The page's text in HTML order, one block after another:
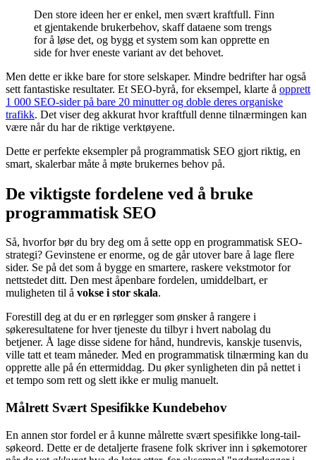
Den store ideen her er enkel, men svært kraftfull. Finn
et gjentakende brukerbehov, skaff dataene som trengs
for å løse det, og bygg et system som kan opprette en
side for hver eneste variant av det behovet.
Men dette er ikke bare for store selskaper. Mindre bedrifter har også
sett fantastiske resultater. Et SEO-byrå, for eksempel, klarte å opprett
1 000 SEO-sider på bare 20 minutter og doble deres organiske
trafikk. Det viser deg akkurat hvor kraftfull denne tilnærmingen kan
være når du har de riktige verktøyene.
Dette er perfekte eksempler på programmatisk SEO gjort riktig, en
smart, skalerbar måte å møte brukernes behov på.
De viktigste fordelene ved å bruke
programmatisk SEO
Så, hvorfor bør du bry deg om å sette opp en programmatisk SEO-
strategi? Gevinstene er enorme, og de går utover bare å lage flere
sider. Se på det som å bygge en smartere, raskere vekstmotor for
nettstedet ditt. Den mest åpenbare fordelen, umiddelbart, er
muligheten til å vokse i stor skala.
Forestill deg at du er en rørlegger som ønsker å rangere i
søkeresultatene for hver tjeneste du tilbyr i hvert nabolag du
betjener. Å lage disse sidene for hånd, hundrevis, kanskje tusenvis,
ville tatt et team måneder. Med en programmatisk tilnærming kan du
opprette alle på én ettermiddag. Du øker synligheten din på nettet i
et tempo som rett og slett ikke er mulig manuelt.
Målrett Svært Spesifikke Kundebehov
En annen stor fordel er å kunne målrette svært spesifikke long-tail-
søkeord. Dette er de detaljerte frasene folk skriver inn i søkemotorer